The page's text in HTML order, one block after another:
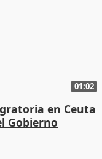
01:02
en Ceuta
Gobierno